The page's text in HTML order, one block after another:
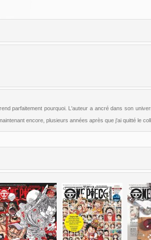
parfaitement pourquoi. L'auteur a ancré dans son
encore, plusieurs années après que j'ai quitté le